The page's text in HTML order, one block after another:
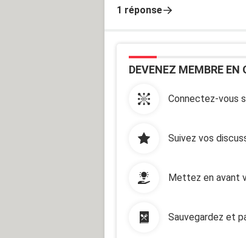
1 réponse
DEVENEZ MEMBRE EN
Connectez-vous
Suivez vos
Mettez en avant
Sauvegardez et